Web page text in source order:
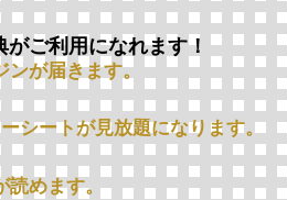
ご利用になれます！
が届きます。
シートが見放題になります。
読めます。